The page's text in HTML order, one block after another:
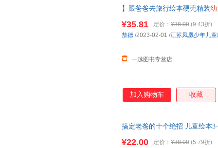
】跟爸爸去旅行绘本硬壳精装
¥35.81 定价： ¥38.00 (9.43折)
一越图书专营店
敖德 /2023-02-01 /江苏凤凰少年儿
加入购物车 收藏
搞定老爸的十个绝招 儿童绘本
¥22.00 定价： ¥38.00 (5.79折)